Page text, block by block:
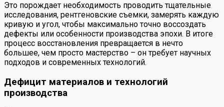
Это порождает необходимость проводить тщательные
исследования, рентгеновские съемки, замерять каждую
кривую и угол, чтобы максимально точно воссоздать
дефекты или особенности производства эпохи. В итоге
процесс восстановления превращается в нечто
большее, чем просто мастерство – он требует научных
подходов и современных технологий.
Дефицит материалов и технологий
производства